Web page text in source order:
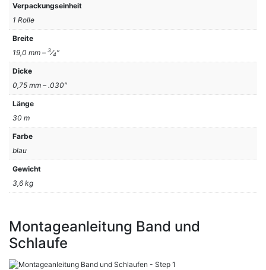
Verpackungseinheit
1 Rolle
Breite
19,0 mm – 3⁄4″
Dicke
0,75 mm – .030″
Länge
30 m
Farbe
blau
Gewicht
3,6 kg
Montageanleitung Band und
Schlaufe